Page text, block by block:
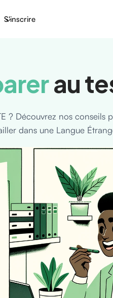
S'inscrire
au
? Découvrez nos conseils
dans une Langue